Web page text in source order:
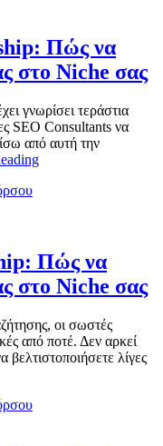
Πώς να
στο Niche σας
γνωρίσει τεράστια
SEO Consultants να
από αυτή την
Πώς να
στο Niche σας
οι σωστές
από ποτέ. Δεν αρκεί
βελτιστοποιήσετε λίγες